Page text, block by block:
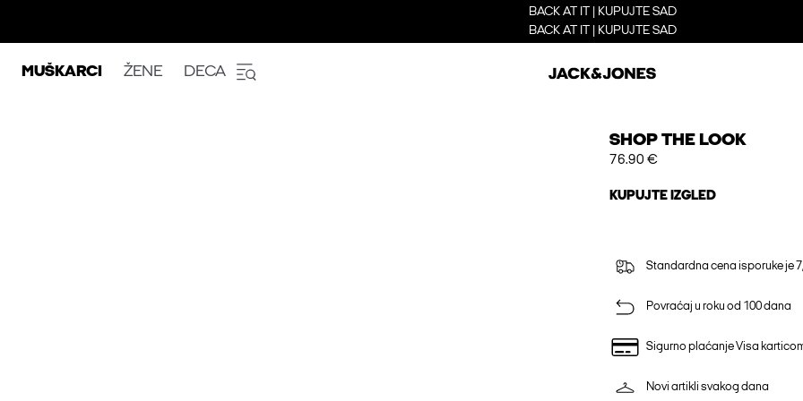
BACK AT IT | KUPUJTE SAD
BACK AT IT | KUPUJTE SAD
MUŠKARCI ŽENE DECA
SHOP THE LOOK
76.90 €
KUPUJTE IZGLED
Standardna cena isporuke je
Povraćaj u roku od 100 dana
Sigurno plaćanje Visa
Novi artikli svakog dana